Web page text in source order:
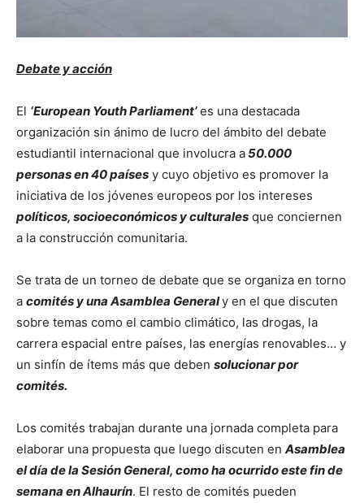
Debate y acción
El ‘European Youth Parliament’es una destacada
organización sin ánimo de lucro del ámbito del debate
estudiantil internacional que involucra a50.000
personas en 40 países y cuyo objetivo es promover la
iniciativa de los jóvenes europeos por los intereses
políticos, socioeconómicos y culturales que conciernen
a la construcción comunitaria.
Se trata de un torneo de debate que se organiza en torno
a comités y una Asamblea Generaly en el que discuten
sobre temas como el cambio climático, las drogas, la
carrera espacial entre países, las energías renovables… y
un sinfín de ítems más que deben solucionar por
comités.
Los comités trabajan durante una jornada completa para
elaborar una propuesta que luego discuten en Asamblea
el día de la Sesión General, como ha ocurrido este fin de
semana en Alhaurín. El resto de comités pueden